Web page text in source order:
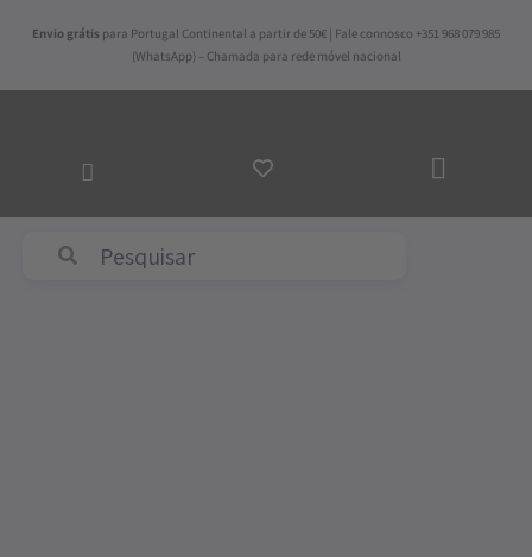
Envio grátis para Portugal Continental a partir de 50€ | Fale connosco +351 968 079 985
(WhatsApp) – Chamada para rede móvel nacional
AO